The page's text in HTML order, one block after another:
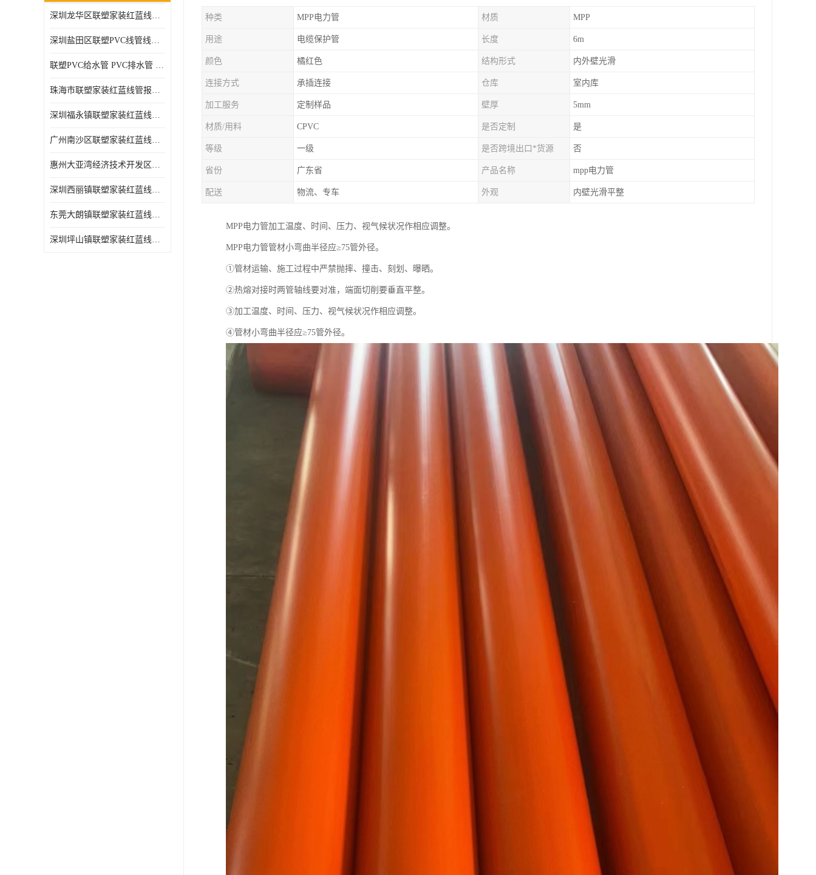
深圳龙华区联塑家装红蓝线管报价单
深圳盐田区联塑PVC线管线槽厂商 可零售批发
联塑PVC给水管 PVC排水管 PVC线管线槽
珠海市联塑家装红蓝线管报价表 联塑水管供货商
深圳福永镇联塑家装红蓝线管价格 支持送货上门
广州南沙区联塑家装红蓝线管批发 库存充足
惠州大亚湾经济技术开发区联塑PPR热水管公司
深圳西丽镇联塑家装红蓝线管供货商 联塑管道供应
东莞大朗镇联塑家装红蓝线管电话 联塑管道经销商
深圳坪山镇联塑家装红蓝线管型号 来电咨询
种类 MPP电力管 材质 MPP
用途 电缆保护管 长度 6m
颜色 橘红色 结构形式 内外壁光滑
连接方式 承插连接 仓库 室内库
加工服务 定制样品 壁厚 5mm
材质/用料 CPVC 是否定制 是
等级 一级 是否跨境出口*货源 否
省份 广东省 产品名称 mpp电力管
配送 物流、专车 外观 内壁光滑平整
MPP电力管加工温度、时间、压力、视气候状况作相应调整。
MPP电力管管材小弯曲半径应≥75管外径。
①管材运输、施工过程中严禁抛摔、撞击、刻划、曝晒。
②热熔对接时两管轴线要对准，端面切削要垂直平整。
③加工温度、时间、压力、视气候状况作相应调整。
④管材小弯曲半径应≥75管外径。